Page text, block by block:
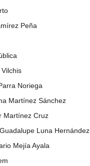
Peña
Noriega
Martínez Sánchez
Martínez Cruz
Luna Hernández
Mejía Ayala